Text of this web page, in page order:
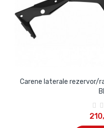
Carene laterale rezervor/